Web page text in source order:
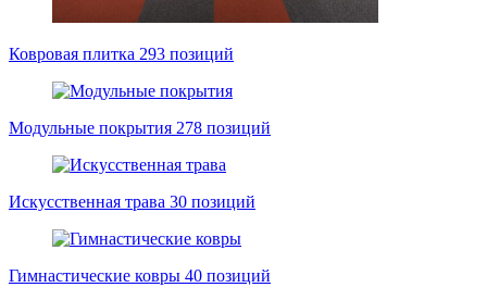
Ковровая плитка 293 позиций
Модульные покрытия 278 позиций
Искусственная трава 30 позиций
Гимнастические ковры 40 позиций